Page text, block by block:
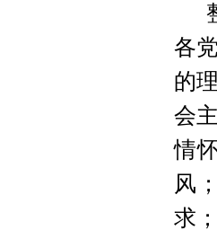
各
的
会
情
风
求